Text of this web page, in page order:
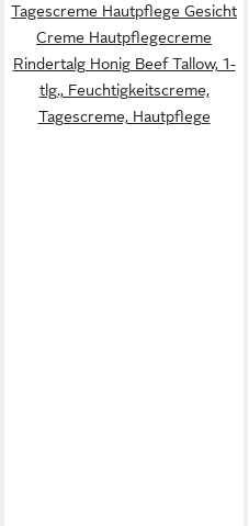
Tagescreme Hautpflege Gesicht
Creme Hautpflegecreme
Rindertalg Honig Beef Tallow, 1-
tlg., Feuchtigkeitscreme,
Tagescreme, Hautpflege